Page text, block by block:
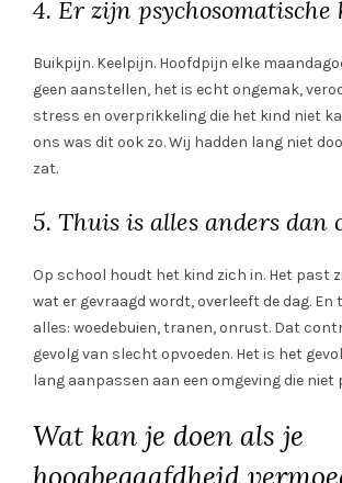
4. Er zijn psychosomatische
Buikpijn. Keelpijn. Hoofdpijn elke
geen aanstellen, het is echt ongemak,
stress en overprikkeling die het kind niet
ons was dit ook zo. Wij hadden lang niet
zat.
5. Thuis is alles anders dan
Op school houdt het kind zich in. Het past
wat er gevraagd wordt, overleeft de dag.
alles: woedebuien, tranen, onrust. Dat
gevolg van slecht opvoeden. Het is het
lang aanpassen aan een omgeving die niet
Wat kan je doen als je